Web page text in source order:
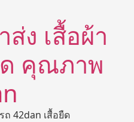
ส่ง เสื้อผ้า
คุณภาพ
ถ 42dan เสื้อยืด